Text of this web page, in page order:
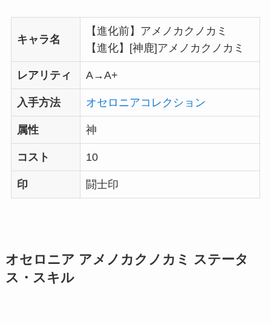
キャラ名
【進化前】アメノカクノカミ
【進化】[神鹿]アメノカクノカミ
レアリティ A→A+
入手方法 オセロニアコレクション
属性 神
コスト 10
印 闘士印
オセロニア アメノカクノカミ ステータ
ス・スキル